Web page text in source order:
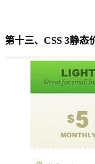
第十三、CSS 3静态